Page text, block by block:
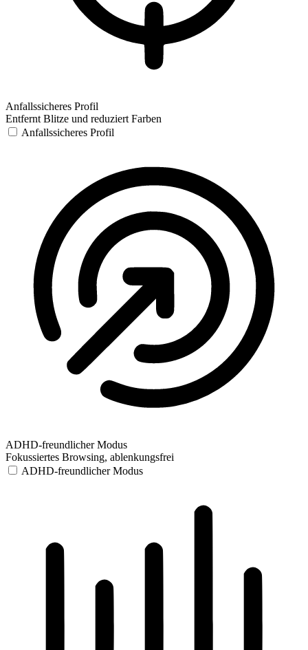
Anfallssicheres Profil
Entfernt Blitze und reduziert Farben
Anfallssicheres Profil
ADHD-freundlicher Modus
Fokussiertes Browsing, ablenkungsfrei
ADHD-freundlicher Modus